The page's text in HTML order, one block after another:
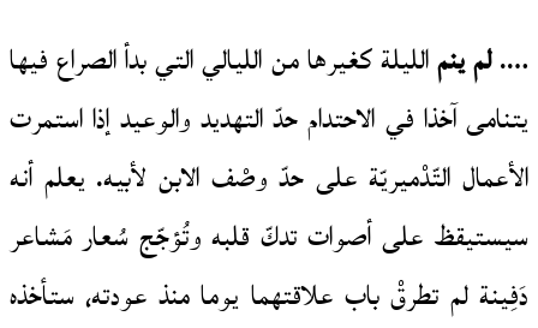
….لم ينمالليلة كغيرها من الليالي التي بدأ الصراع فيها
يتنامى آخذا في الاحتدام حدّ التهديد والوعيد إذا استمرت
الأعمال التّدْميريّة على حدّ وصْف الابن لأبيه. يعلم أنه
سيستيقظ على أصوات تدكّ قلبه وتُؤجّج سُعار مَشاعر
دَفِينة لم تطرقْ باب علاقتهما يوما منذ عودته، ستأخذه